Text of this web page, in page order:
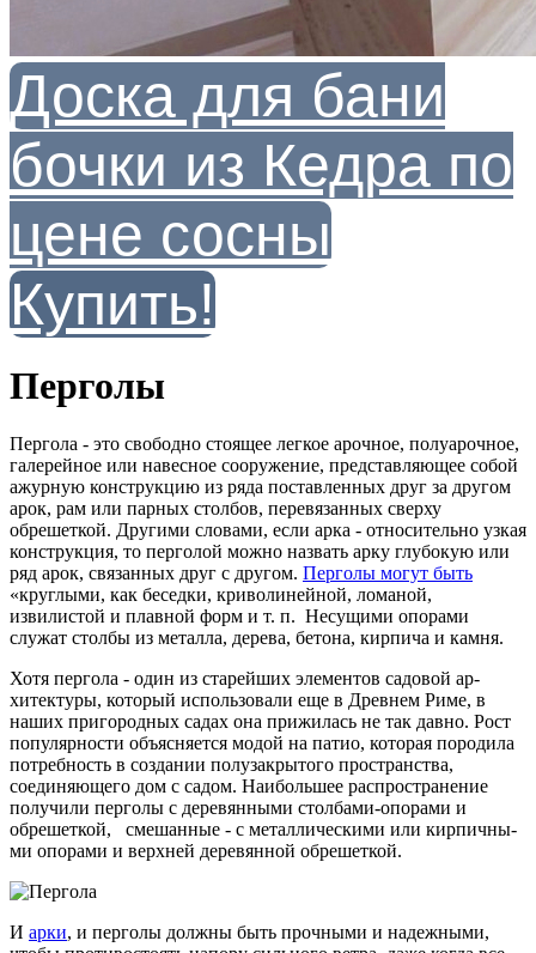
Доска для бани
бочки из Кедра по
цене сосны
Купить!
Перголы
Пергола - это свободно стоящее легкое арочное, полуарочное,
галерейное или навесное сооружение, представляющее собой
ажурную конструкцию из ряда поставленных друг за другом
арок, рам или парных столбов, перевязанных сверху
обрешеткой. Другими словами, если арка - относительно узкая
конструкция, то перголой можно назвать арку глубокую или
ряд арок, связанных друг с другом. Перголы могут быть
«круглыми, как беседки, криволинейной, ломаной,
извилистой и плавной форм и т. п. Несущими опорами
служат столбы из металла, дерева, бетона, кирпича и камня.
Хотя пергола - один из старейших элементов садовой ар­
хитектуры, который использовали еще в Древнем Риме, в
наших пригородных садах она прижилась не так давно. Рост
по­пулярности объясняется модой на патио, которая породила
потребность в создании полузакрытого пространства,
соединяющего дом с садом. Наибольшее распространение
получи­ли перголы с деревянными столбами-опорами и
обрешеткой, смешанные - с металлическими или кирпичны­
ми опорами и верхней деревянной обрешеткой.
И арки, и перголы должны быть прочными и надежными,